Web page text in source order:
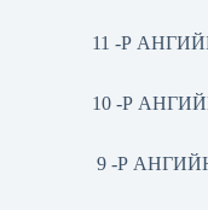
11 -Р
10 -Р
9 -Р